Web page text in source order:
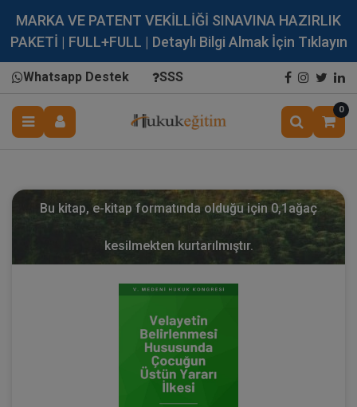
MARKA VE PATENT VEKİLLİĞİ SINAVINA HAZIRLIK
PAKETİ | FULL+FULL | Detaylı Bilgi Almak İçin Tıklayın
Whatsapp Destek SSS
0
Bu kitap, e-kitap formatında olduğu için 0,1 ağaç
kesilmekten kurtarılmıştır.